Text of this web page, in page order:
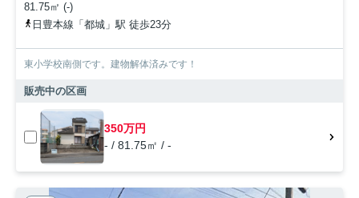
81.75㎡ (-)
日豊本線「都城」駅 徒歩23分
東小学校南側です。建物解体済みです！
販売中の区画
350万円
- / 81.75㎡ / -